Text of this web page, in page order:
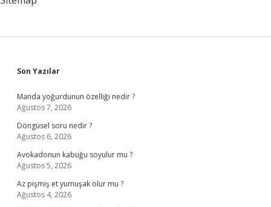
Sidebar
Son Yazılar
Manda yoğurdunun özelliği nedir ?
Ağustos 7, 2026
Döngüsel soru nedir ?
Ağustos 6, 2026
Avokadonun kabuğu soyulur mu ?
Ağustos 5, 2026
Az pişmiş et yumuşak olur mu ?
Ağustos 4, 2026